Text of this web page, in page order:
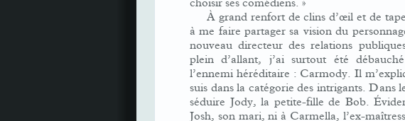
choisir ses comédiens. »
À grand renfort de clins d’œil et de
à me faire partager sa vision du
nouveau directeur des relations
plein d’allant, j’ai surtout été
l’ennemi héréditaire : Carmody. Il
suis dans la catégorie des intrigants. Dans
séduire Jody, la petite-fille de Bob.
Josh, son mari, ni à Carmella, l’ex-